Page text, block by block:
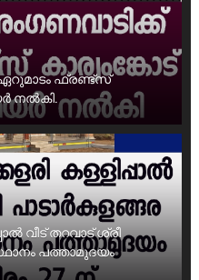
ഫ്രണ്ട്സ്
നൽകി.
വീട് തറവാട് ശ്രീ
പത്താമുദയം